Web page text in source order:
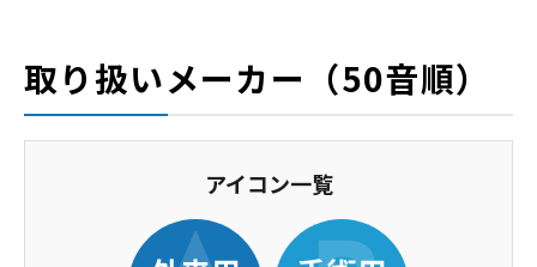
取り扱いメーカー（50音順）
アイコン一覧